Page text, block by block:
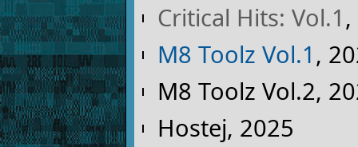
Critical Hits: Vol.1
M8 Toolz Vol.1 ,
M8 Toolz Vol.2,
Hostej, 2025